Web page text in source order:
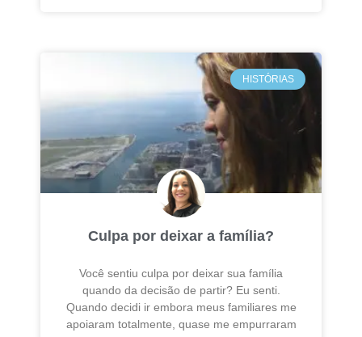
HISTÓRIAS
Culpa por deixar a família?
Você sentiu culpa por deixar sua família
quando da decisão de partir? Eu senti.
Quando decidi ir embora meus familiares me
apoiaram totalmente, quase me empurraram